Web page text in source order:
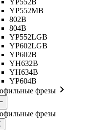
YP552B
YP552MB
802B
804B
YP552LGB
YP602LGB
YP602B
YH632B
YH634B
YP604B
фрезы
фрезы